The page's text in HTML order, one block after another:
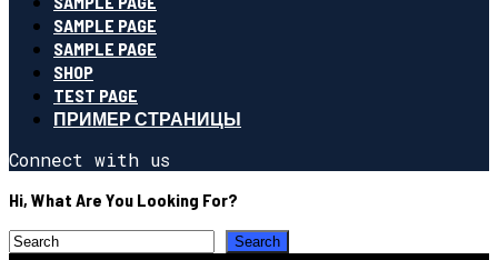
SAMPLE PAGE
SAMPLE PAGE
SHOP
TEST PAGE
ПРИМЕР СТРАНИЦЫ
Connect with us
Hi, What Are You Looking For?